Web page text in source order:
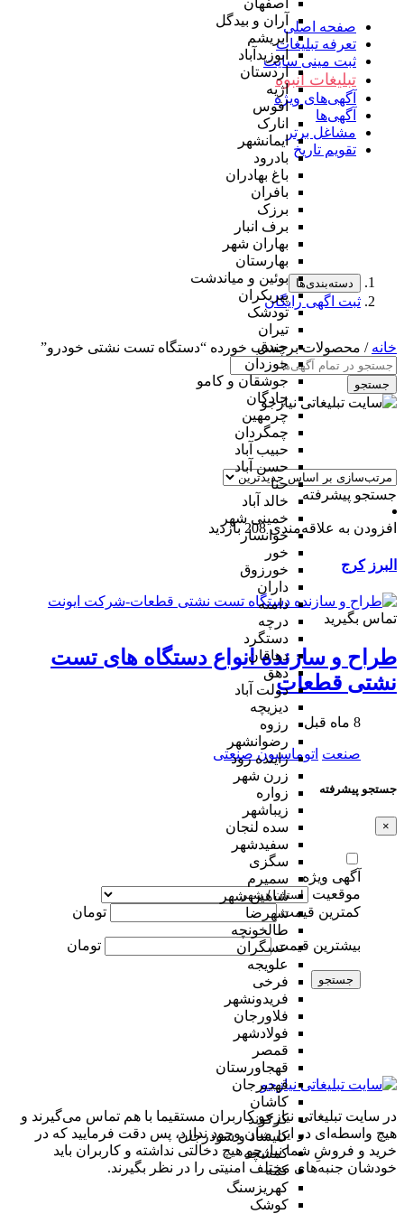
اصفهان
آران و بیدگل
ابریشم
ابوزیدآباد
اردستان
اژیه
افوس
انارک
ایمانشهر
بادرود
باغ بهادران
بافران
برزک
برف انبار
بهاران شهر
بهارستان
بوئین و میاندشت
پیربکران
تودشک
تیران
جندق
جوزدان
جوشقان و کامو
چادگان
چرمهین
چمگردان
حبیب آباد
حسن آباد
حنا
خالد آباد
خمینی شهر
خوانسار
خور
خورزوق
داران
دامنه
درچه
دستگرد
دهاقان
دهق
دولت آباد
دیزیچه
رزوه
رضوانشهر
زاینده رود
زرن شهر
زواره
زیباشهر
سده لنجان
سفیدشهر
سگزی
سمیرم
شاهین شهر
شهرضا
طالخونچه
عسگران
علویجه
فرخی
فریدونشهر
فلاورجان
فولادشهر
قمصر
قهجاورستان
قهدیرجان
کاشان
کرکوند
کلیشاد و سودرجان
کمشچه
کمه
کهریزسنگ
کوشک
صفحه اصلی
تعرفه تبلیغات
ثبت مینی سایت
تبلیغات انبوه
آگهی‌های ویژه
آگهی‌ها
مشاغل برتر
تقویم تاریخ
دسته‌بندی‌ها
ثبت اگهی رایگان
خانه / محصولات برچسب خورده “دستگاه تست نشتی خودرو”
جستجو
جستجو پیشرفته
افزودن به علاقه‌مندی 208 بازدید
البرز کرج
تماس بگیرید
طراح و سازنده انواع دستگاه های تست
نشتی قطعات
8 ماه قبل
صنعت اتوماسیون صنعتی
جستجو پیشرفته
×
آگهی ویژه
موقعیت
کمترین قیمت
تومان
بیشترین قیمت تومان
جستجو
در سایت تبلیغاتی نیازجو کاربران مستقیما با هم تماس می‌گیرند و
هیچ واسطه‌ای در این میان وجود ندارد، پس دقت فرمایید که در
خرید و فروشِ شما نیازجو هیچ دخالتی نداشته و کاربران باید
خودشان جنبه‌های مختلف امنیتی را در نظر بگیرند.